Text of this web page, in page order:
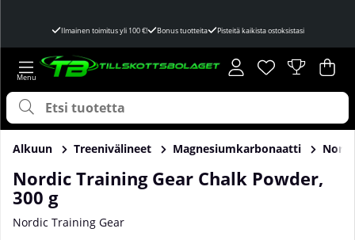
Ilmainen toimitus yli 100 €! Bonus tuotteita Pisteitä kaikista ostoksistasi
Toivelista
Lukumäärä
. .
Alkuun Treenivälineet Magnesiumkarbonaatti
Nordic Training Gear Chalk Powder,
300 g
Nordic Training Gear